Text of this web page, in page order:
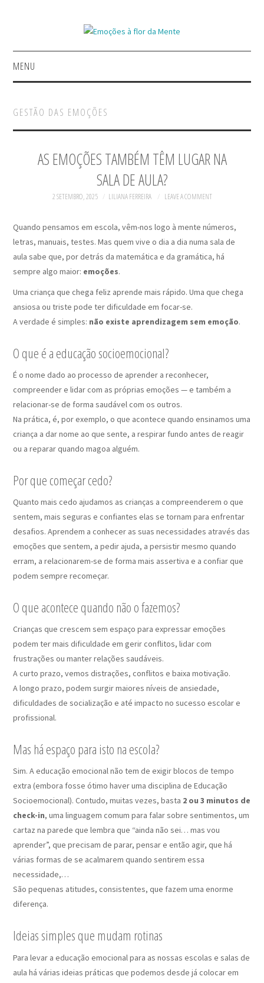
MENU
A INSPIRAR
REFLETIR COM CONTOS
GESTÃO DAS EMOÇÕES
AS EMOÇÕES TAMBÉM TÊM LUGAR NA
SALA DE AULA?
2 SETEMBRO, 2025 LILIANA FERREIRA LEAVE A COMMENT
Quando pensamos em escola, vêm-nos logo à mente números,
letras, manuais, testes. Mas quem vive o dia a dia numa sala de
aula sabe que, por detrás da matemática e da gramática, há
sempre algo maior: emoções.
Uma criança que chega feliz aprende mais rápido. Uma que chega
ansiosa ou triste pode ter dificuldade em focar-se.
A verdade é simples: não existe aprendizagem sem emoção.
O que é a educação socioemocional?
É o nome dado ao processo de aprender a reconhecer,
compreender e lidar com as próprias emoções — e também a
relacionar-se de forma saudável com os outros.
Na prática, é, por exemplo, o que acontece quando ensinamos uma
criança a dar nome ao que sente, a respirar fundo antes de reagir
ou a reparar quando magoa alguém.
Por que começar cedo?
Quanto mais cedo ajudamos as crianças a compreenderem o que
sentem, mais seguras e confiantes elas se tornam para enfrentar
desafios. Aprendem a conhecer as suas necessidades através das
emoções que sentem, a pedir ajuda, a persistir mesmo quando
erram, a relacionarem-se de forma mais assertiva e a confiar que
podem sempre recomeçar.
O que acontece quando não o fazemos?
Crianças que crescem sem espaço para expressar emoções
podem ter mais dificuldade em gerir conflitos, lidar com
frustrações ou manter relações saudáveis.
A curto prazo, vemos distrações, conflitos e baixa motivação.
A longo prazo, podem surgir maiores níveis de ansiedade,
dificuldades de socialização e até impacto no sucesso escolar e
profissional.
Mas há espaço para isto na escola?
Sim. A educação emocional não tem de exigir blocos de tempo
extra (embora fosse ótimo haver uma disciplina de Educação
Socioemocional). Contudo, muitas vezes, basta 2 ou 3 minutos de
check-in, uma linguagem comum para falar sobre sentimentos, um
cartaz na parede que lembra que “ainda não sei… mas vou
aprender”, que precisam de parar, pensar e então agir, que há
várias formas de se acalmarem quando sentirem essa
necessidade,…
São pequenas atitudes, consistentes, que fazem uma enorme
diferença.
Ideias simples que mudam rotinas
Para levar a educação emocional para as nossas escolas e salas de
aula há várias ideias práticas que podemos desde já colocar em